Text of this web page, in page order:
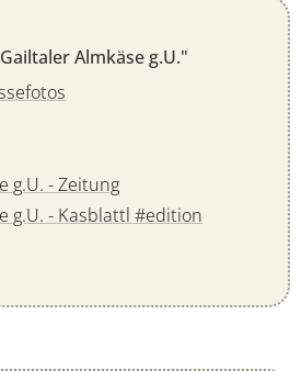
Almkäse g.U."
g.U. - Zeitung
g.U. - Kasblattl #edition